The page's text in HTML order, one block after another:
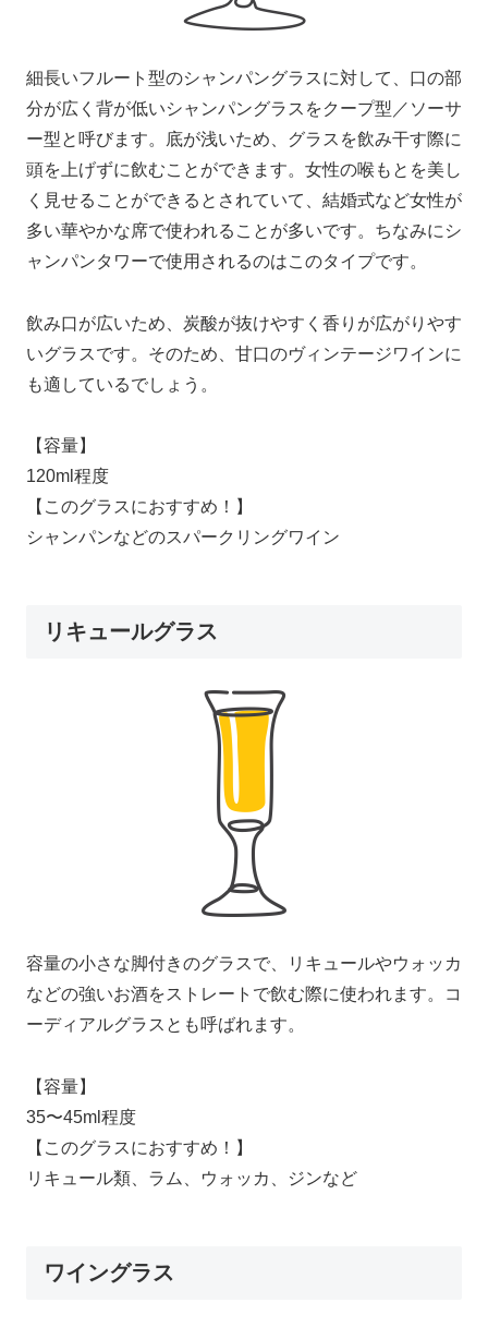
細長いフルート型のシャンパングラスに対して、口の部
分が広く背が低いシャンパングラスをクープ型／ソーサ
ー型と呼びます。底が浅いため、グラスを飲み干す際に
頭を上げずに飲むことができます。女性の喉もとを美し
く見せることができるとされていて、結婚式など女性が
多い華やかな席で使われることが多いです。ちなみにシ
ャンパンタワーで使用されるのはこのタイプです。
飲み口が広いため、炭酸が抜けやすく香りが広がりやす
いグラスです。そのため、甘口のヴィンテージワインに
も適しているでしょう。
【容量】
120ml程度
【このグラスにおすすめ！】
シャンパンなどのスパークリングワイン
リキュールグラス
容量の小さな脚付きのグラスで、リキュールやウォッカ
などの強いお酒をストレートで飲む際に使われます。コ
ーディアルグラスとも呼ばれます。
【容量】
35〜45ml程度
【このグラスにおすすめ！】
リキュール類、ラム、ウォッカ、ジンなど
ワイングラス